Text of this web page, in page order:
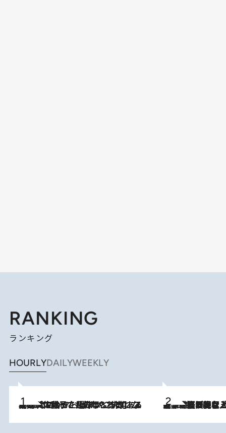
RANKING
ランキング
HOURLYDAILYWEEKLY
2026.8.5
【阿川佐和子さんの年とる力】なぜ70代で始めた趣味は“こんなに楽しい”のか？ ピアノ、俳句…スランプに陥っても続けられる“ある秘訣”とは 2026.8.5
【なぜ吉沢亮は「気配を消せる」のか？】興行収入208億の『国宝』を経て挑むミュージカル『ディア・エヴァン・ハンセン』。トップ俳優が舞台上でさらけ出した“孤独”とは